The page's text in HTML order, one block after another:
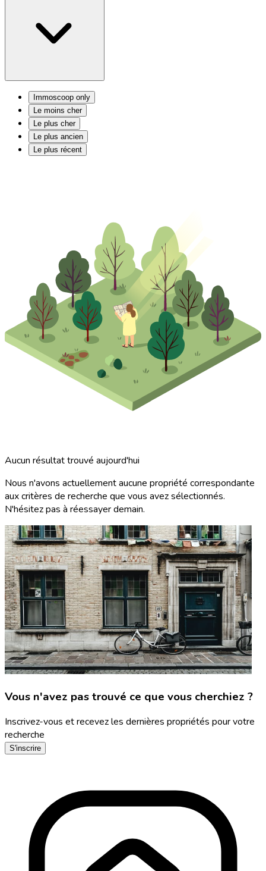
Immoscoop only
Le moins cher
Le plus cher
Le plus ancien
Le plus récent
Aucun résultat trouvé aujourd'hui
Nous n'avons actuellement aucune propriété correspondante
aux critères de recherche que vous avez sélectionnés.
N'hésitez pas à réessayer demain.
Vous n'avez pas trouvé ce que vous cherchiez ?
Inscrivez-vous et recevez les dernières propriétés pour votre
recherche
S'inscrire